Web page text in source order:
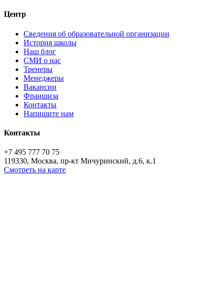
Центр
Сведения об образовательной организации
История школы
Наш блог
СМИ о нас
Тренеры
Менеджеры
Вакансии
Франшиза
Контакты
Напишите нам
Контакты
+7 495 777 70 75
119330, Москва, пр-кт Мичуринский, д.6, к.1
Смотреть на карте